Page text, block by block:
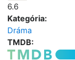
6.6
Kategória:
Dráma
TMDB: